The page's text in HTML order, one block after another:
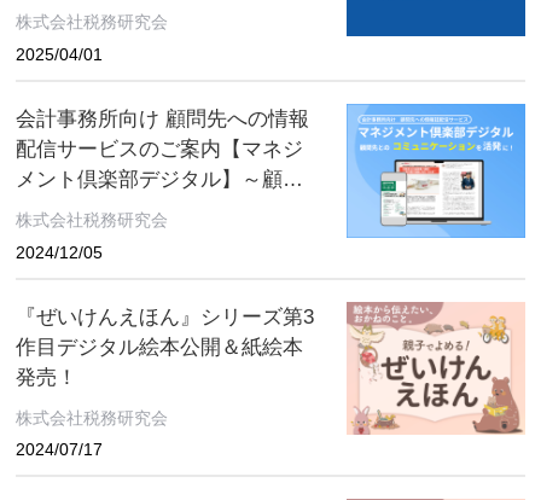
株式会社税務研究会
2025/04/01
会計事務所向け 顧問先への情報
配信サービスのご案内【マネジ
メント倶楽部デジタル】～顧問
先とのコミュニケーションを活
株式会社税務研究会
2024/12/05
『ぜいけんえほん』シリーズ第3
作目デジタル絵本公開＆紙絵本
発売！
株式会社税務研究会
2024/07/17